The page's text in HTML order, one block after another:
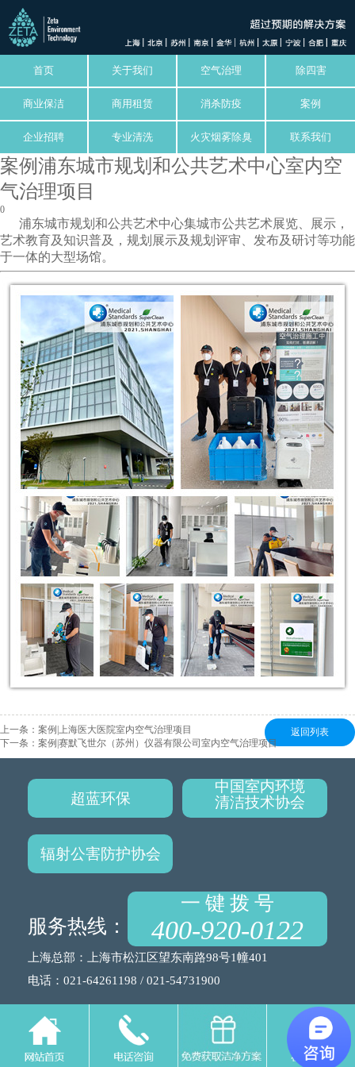
首页 关于我们 空气治理 除四害
商业保洁 商用租赁 消杀防疫 案例
企业招聘 专业清洗 火灾烟雾除臭 联系我们
案例浦东城市规划和公共艺术中心室内空
气治理项目
0
浦东城市规划和公共艺术中心集城市公共艺术展览、展示，
艺术教育及知识普及，规划展示及规划评审、发布及研讨等功能
于一体的大型场馆。
上一条： 案例|上海医大医院室内空气治理项目
下一条： 案例|赛默飞世尔（苏州）仪器有限公司室内空气治理项目
返回列表
超蓝环保
中国室内环境
清洁技术协会
辐射公害防护协会
服务热线：
一 键 拨 号
400-920-0122
上海总部：上海市松江区望东南路98号1幢401
电话：021-64261198 / 021-54731900